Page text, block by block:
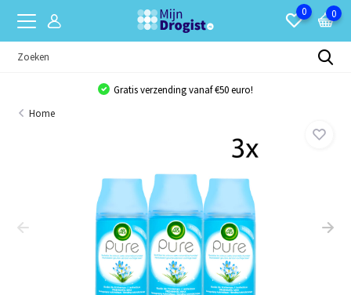
0 0
Gratis verzending vanaf €50 euro!
Home